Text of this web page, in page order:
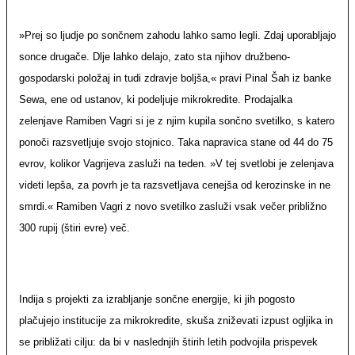
»Prej so ljudje po sončnem zahodu lahko samo legli. Zdaj uporabljajo
sonce drugače. Dlje lahko delajo, zato sta njihov družbeno-
gospodarski položaj in tudi zdravje boljša,« pravi Pinal Šah iz banke
Sewa, ene od ustanov, ki podeljuje mikrokredite. Prodajalka
zelenjave Ramiben Vagri si je z njim kupila sončno svetilko, s katero
ponoči razsvetljuje svojo stojnico. Taka napravica stane od 44 do 75
evrov, kolikor Vagrijeva zasluži na teden. »V tej svetlobi je zelenjava
videti lepša, za povrh je ta razsvetljava cenejša od kerozinske in ne
smrdi.« Ramiben Vagri z novo svetilko zasluži vsak večer približno
300 rupij (štiri evre) več.
Indija s projekti za izrabljanje sončne energije, ki jih pogosto
plačujejo institucije za mikrokredite, skuša zniževati izpust ogljika in
se približati cilju: da bi v naslednjih štirih letih podvojila prispevek